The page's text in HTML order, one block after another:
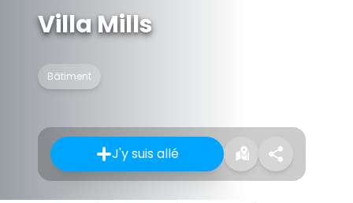
Villa Mills
Bâtiment
J'y suis allé